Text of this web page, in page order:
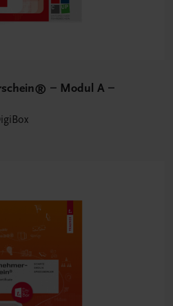
– Modul A –